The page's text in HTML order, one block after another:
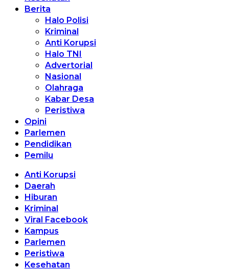
Berita
Halo Polisi
Kriminal
Anti Korupsi
Halo TNI
Advertorial
Nasional
Olahraga
Kabar Desa
Peristiwa
Opini
Parlemen
Pendidikan
Pemilu
Anti Korupsi
Daerah
Hiburan
Kriminal
Viral Facebook
Kampus
Parlemen
Peristiwa
Kesehatan